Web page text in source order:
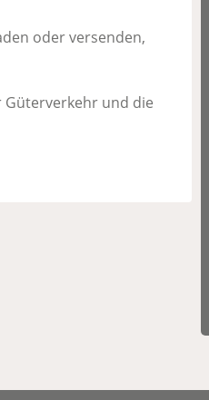
oder versenden,
Güterverkehr und die